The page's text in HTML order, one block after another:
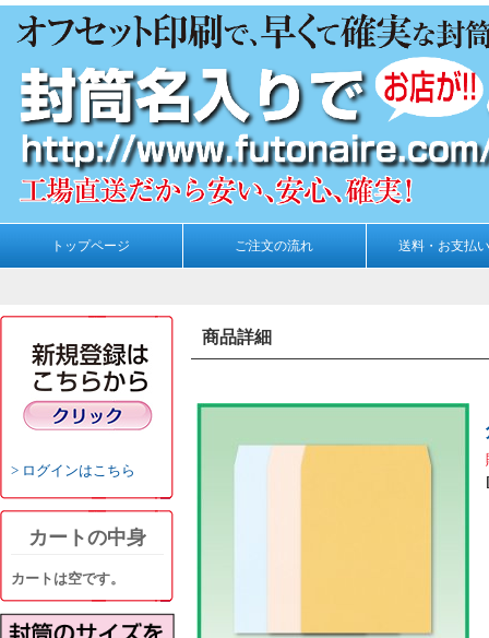
トップページ ご注文の流れ 送料・お支払
ログインはこちら
カートの中身
カートは空です。
商品詳細